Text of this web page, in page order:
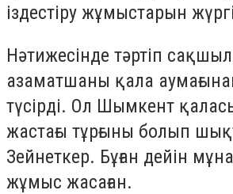
іздестіру жұмыстарын
Нәтижесінде тәртіп
азаматшаны қала
түсірді. Ол Шымкент
жастағы тұрғыны болып
Зейнеткер. Бұған дейін
жұмыс жасаған.